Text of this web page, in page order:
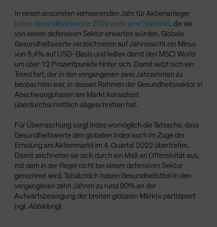
In einem ansonsten verheerenden Jahr für Aktienanleger
boten Gesundheitswerte 2022 eben jene Stabilität, die wir
von einem defensiven Sektor erwarten würden. Globale
Gesundheitswerte verzeichneten auf Jahressicht ein Minus
von 5,4% auf USD-Basis und ließen damit den MSCI World
um über 12 Prozentpunkte hinter sich. Damit setzt sich ein
Trend fort, der in den vergangenen zwei Jahrzehnten zu
beobachten war, in dessen Rahmen der Gesundheitssektor in
Abschwungphasen am Markt konsistent
überdurchschnittlich abgeschnitten hat.
Für Überraschung sorgt indes womöglich die Tatsache, dass
Gesundheitswerte den globalen Index auch im Zuge der
Erholung am Aktienmarkt im 4. Quartal 2022 übertrafen.
Damit zeichneten sie sich durch ein Maß an Offensivität aus,
mit dem in der Regel nicht bei einem defensiven Sektor
gerechnet wird. Tatsächlich haben Gesundheitstitel in den
vergangenen zehn Jahren zu rund 90% an der
Aufwärtsbewegung der breiten globalen Märkte partizipiert
(vgl. Abbildung).